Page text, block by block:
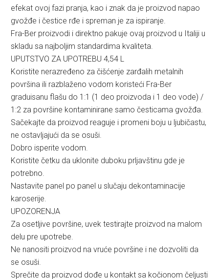
efekat ovoj fazi pranja, kao i znak da je proizvod napao
gvožđe i čestice rđe i spreman je za ispiranje.
Fra-Ber proizvodi i direktno pakuje ovaj proizvod u Italiji u
skladu sa najboljim standardima kvaliteta.
UPUTSTVO ZA UPOTREBU 4,54 L
Koristite nerazređeno za čišćenje zarđalih metalnih
površina ili razblaženo vodom koristeći Fra-Ber
graduisanu flašu do 1:1 (1 deo proizvoda i 1 deo vode) /
1:2 za površine kontaminirane samo česticama gvožđa.
Sačekajte da proizvod reaguje i promeni boju u ljubičastu,
ne ostavljajući da se osuši.
Dobro isperite vodom.
Koristite četku da uklonite duboku prljavštinu gde je
potrebno.
Nastavite panel po panel u slučaju dekontaminacije
karoserije.
UPOZORENJA
Za osetljive površine, uvek testirajte proizvod na malom
delu pre upotrebe.
Ne nanositi proizvod na vruće površine i ne dozvoliti da
se osuši.
Sprečite da proizvod dođe u kontakt sa kočionom čeljusti